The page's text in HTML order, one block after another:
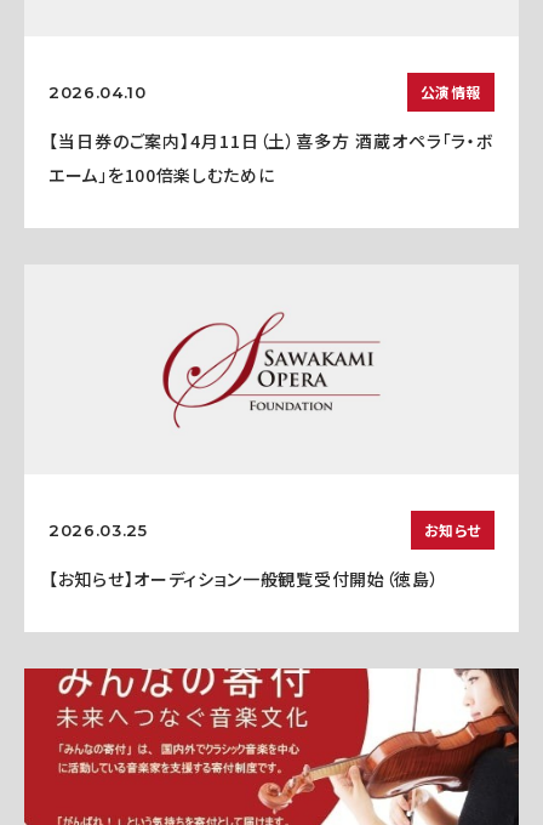
2026.04.10 公演情報
【当日券のご案内】4月11日（土）喜多方 酒蔵オペラ「ラ・ボ
エーム」を100倍楽しむために
2026.03.25 お知らせ
【お知らせ】オーディション一般観覧受付開始（徳島）